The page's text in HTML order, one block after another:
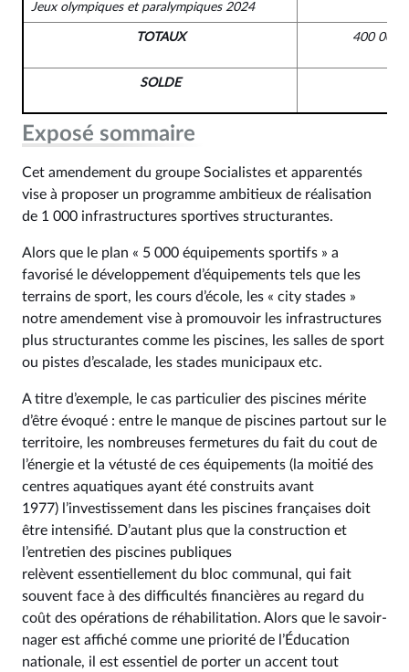
Jeux olympiques et paralympiques 2024
TOTAUX 400 000
SOLDE
Exposé sommaire
Cet amendement du groupe Socialistes et apparentés
vise à proposer un programme ambitieux de réalisation
de 1 000 infrastructures sportives structurantes.
Alors que le plan « 5 000 équipements sportifs » a
favorisé le développement d’équipements tels que les
terrains de sport, les cours d’école, les « city stades »
notre amendement vise à promouvoir les infrastructures
plus structurantes comme les piscines, les salles de sport
ou pistes d’escalade, les stades municipaux etc.
A titre d’exemple, le cas particulier des piscines mérite
d’être évoqué : entre le manque de piscines partout sur le
territoire, les nombreuses fermetures du fait du cout de
l’énergie et la vétusté de ces équipements (la moitié des
centres aquatiques ayant été construits avant
1977) l’investissement dans les piscines françaises doit
être intensifié. D’autant plus que la construction et
l’entretien des piscines publiques
relèvent essentiellement du bloc communal, qui fait
souvent face à des difficultés financières au regard du
coût des opérations de réhabilitation. Alors que le savoir-
nager est affiché comme une priorité de l’Éducation
nationale, il est essentiel de porter un accent tout